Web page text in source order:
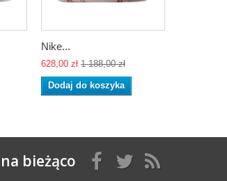
Nike...
628,00 zł 1 188,00 zł
Dodaj do koszyka
bieżąco